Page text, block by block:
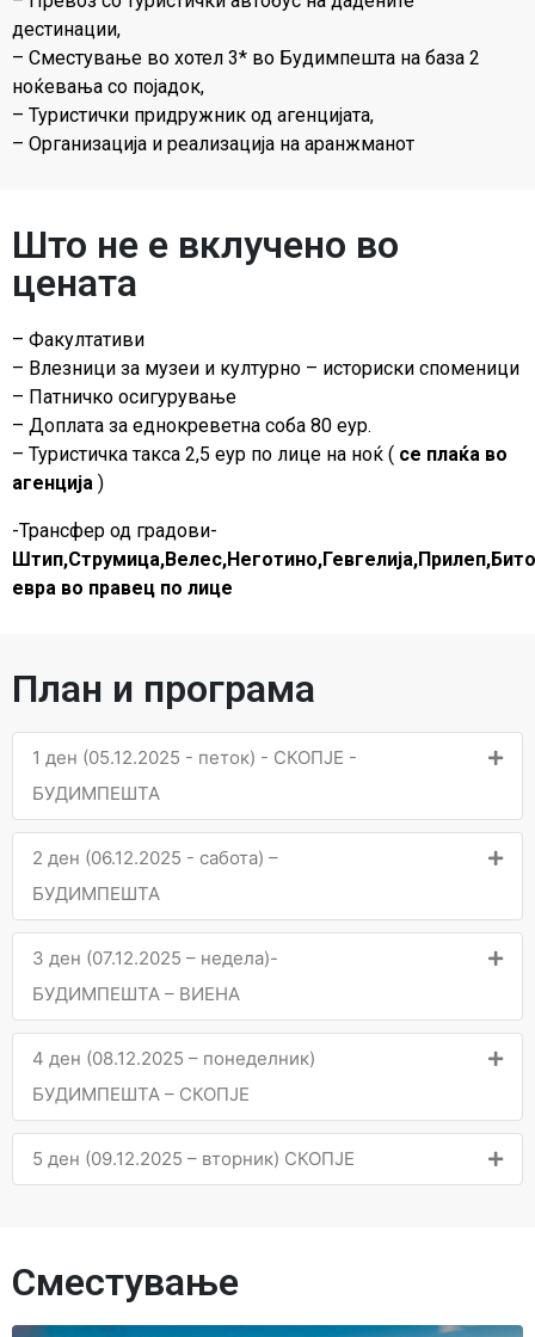
дестинации,
– Сместување во хотел 3* во Будимпешта на база 2
ноќевања со појадок,
– Туристички придружник од агенцијата,
– Организација и реализација на аранжманот
Што не е вклучено во
цената
– Факултативи
– Влезници за музеи и културно – историски споменици
– Патничко осигурување
– Доплата за еднокреветна соба 80 еур.
– Туристичка такса 2,5 еур по лице на ноќ ( се плаќа во
агенција )
-Трансфер од градови-
евра во правец по лице
План и програма
1 ден (05.12.2025 - петок) - СКОПЈЕ -
БУДИМПЕШТА
2 ден (06.12.2025 - сабота) –
БУДИМПЕШТА
3 ден (07.12.2025 – недела)-
БУДИМПЕШТА – ВИЕНА
4 ден (08.12.2025 – понеделник)
БУДИМПЕШТА – СКОПЈЕ
5 ден (09.12.2025 – вторник) СКОПЈЕ
Сместување